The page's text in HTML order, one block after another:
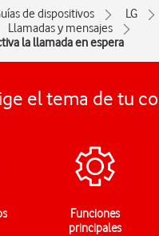
de dispositivos
LG
Llamadas y mensajes
la llamada en espera
el tema de tu
Funciones
principales